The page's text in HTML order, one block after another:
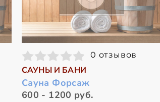
0 отзывов
САУНЫ И БАНИ
Сауна Форсаж
600 - 1200 руб.